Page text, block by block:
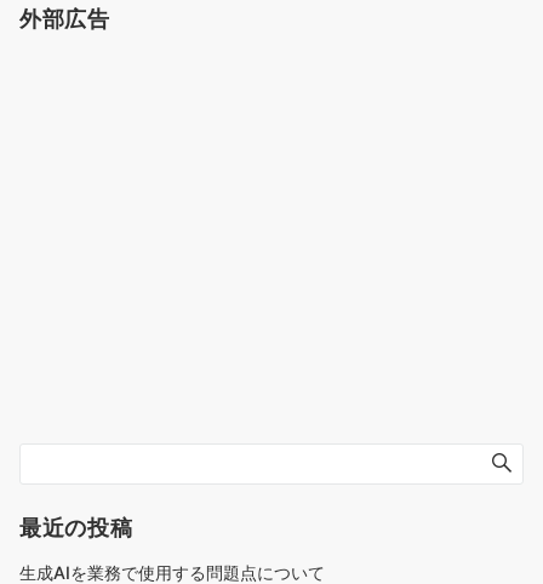
外部広告
最近の投稿
生成AIを業務で使用する問題点について